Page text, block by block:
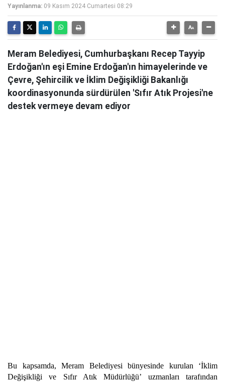
Yayınlanma: 09 Kasım 2024 Cumartesi 08:29
Meram Belediyesi, Cumhurbaşkanı Recep Tayyip
Erdoğan'ın eşi Emine Erdoğan'ın himayelerinde ve
Çevre, Şehircilik ve İklim Değişikliği Bakanlığı
koordinasyonunda sürdürülen 'Sıfır Atık Projesi'ne
destek vermeye devam ediyor
Bu kapsamda, Meram Belediyesi bünyesinde kurulan ‘İklim
Değişikliği ve Sıfır Atık Müdürlüğü’ uzmanları tarafından